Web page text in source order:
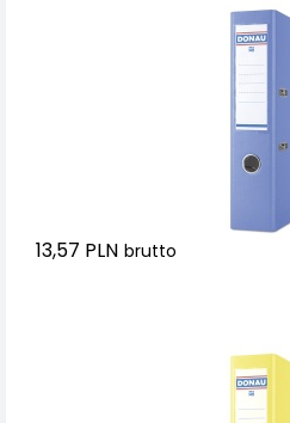
13,57 PLN brutto